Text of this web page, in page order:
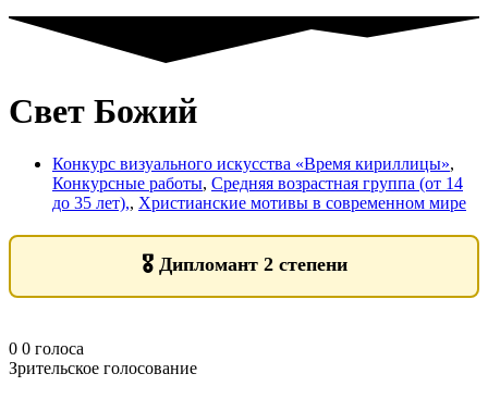
Свет Божий
Конкурс визуального искусства «Время кириллицы»,
Конкурсные работы, Средняя возрастная группа (от 14
до 35 лет),, Христианские мотивы в современном мире
🎖️ Дипломант 2 степени
0 0 голоса
Зрительское голосование